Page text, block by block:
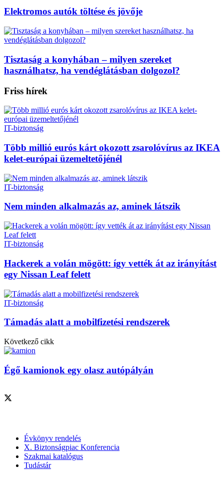
Elektromos autók töltése és jövője
Tisztaság a konyhában – milyen szereket
használhatsz, ha vendéglátásban dolgozol?
Friss hírek
IT-biztonság
Több millió eurós kárt okozott zsarolóvírus az IKEA
kelet-európai üzemeltetőjénél
IT-biztonság
Nem minden alkalmazás az, aminek látszik
IT-biztonság
Hackerek a volán mögött: így vették át az irányítást
egy Nissan Leaf felett
IT-biztonság
Támadás alatt a mobilfizetési rendszerek
Következő cikk
Égő kamionok egy olasz autópályán
Évkönyv rendelés
X. Biztonságpiac Konferencia
Szakmai katalógus
Tudástár